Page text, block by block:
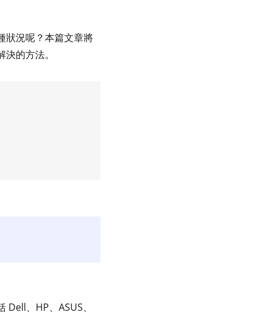
狀況呢？本篇文章將
的方法。
、HP、ASUS、